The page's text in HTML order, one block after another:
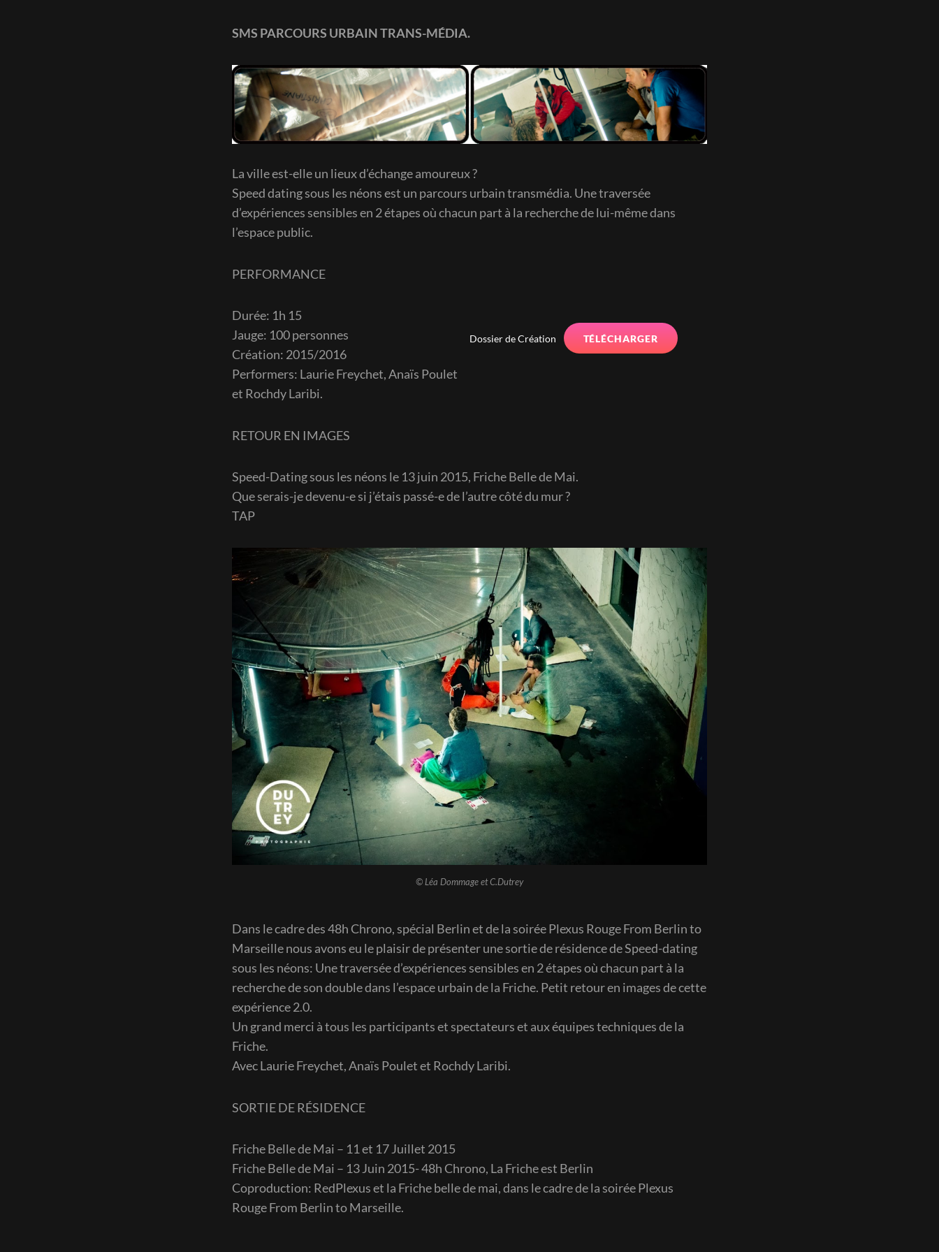
SMS PARCOURS URBAIN TRANS-MÉDIA.
La ville est-elle un lieux d’échange amoureux ?
Speed dating sous les néons est un parcours urbain transmédia. Une traversée
d’expériences sensibles en 2 étapes où chacun part à la recherche de lui-même dans
l’espace public.
PERFORMANCE
Durée: 1h 15
Jauge: 100 personnes
Création: 2015/2016
Performers: Laurie Freychet, Anaïs Poulet
et Rochdy Laribi.
Dossier de Création TÉLÉCHARGER
RETOUR EN IMAGES
Speed-Dating sous les néons le 13 juin 2015, Friche Belle de Mai.
Que serais-je devenu-e si j’étais passé-e de l’autre côté du mur ?
TAP
© Léa Dommage et C.Dutrey
Dans le cadre des 48h Chrono, spécial Berlin et de la soirée Plexus Rouge From Berlin to
Marseille nous avons eu le plaisir de présenter une sortie de résidence de Speed-dating
sous les néons: Une traversée d’expériences sensibles en 2 étapes où chacun part à la
recherche de son double dans l’espace urbain de la Friche. Petit retour en images de cette
expérience 2.0.
Un grand merci à tous les participants et spectateurs et aux équipes techniques de la
Friche.
Avec Laurie Freychet, Anaïs Poulet et Rochdy Laribi.
SORTIE DE RÉSIDENCE
Friche Belle de Mai – 11 et 17 Juillet 2015
Friche Belle de Mai – 13 Juin 2015- 48h Chrono, La Friche est Berlin
Coproduction: RedPlexus et la Friche belle de mai, dans le cadre de la soirée Plexus
Rouge From Berlin to Marseille.